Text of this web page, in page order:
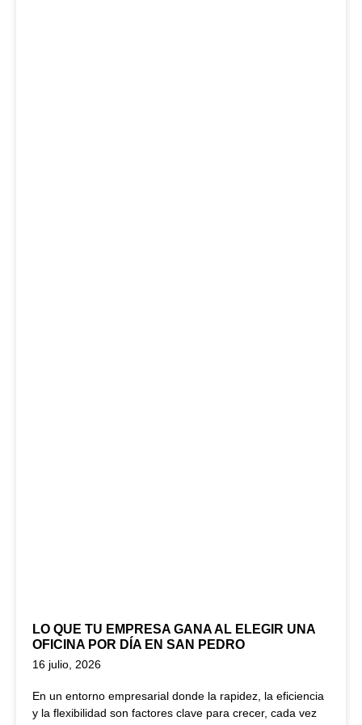
LO QUE TU EMPRESA GANA AL ELEGIR UNA
OFICINA POR DÍA EN SAN PEDRO
16 julio, 2026
En un entorno empresarial donde la rapidez, la eficiencia
y la flexibilidad son factores clave para crecer, cada vez